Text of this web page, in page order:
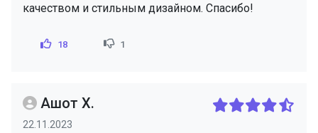
качеством и стильным дизайном. Спасибо!
18 1
Ашот Х.
22.11.2023